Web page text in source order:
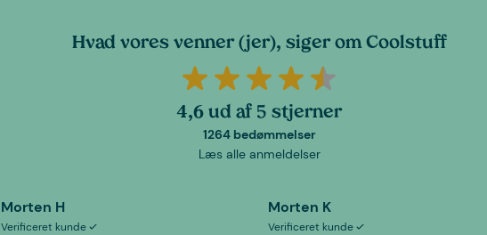
Hvad vores venner (jer), siger om Coolstuff
4,6 ud af 5 stjerner
1264 bedømmelser
Læs alle anmeldelser
Morten H
Verificeret kunde
Morten K
Verificeret kunde